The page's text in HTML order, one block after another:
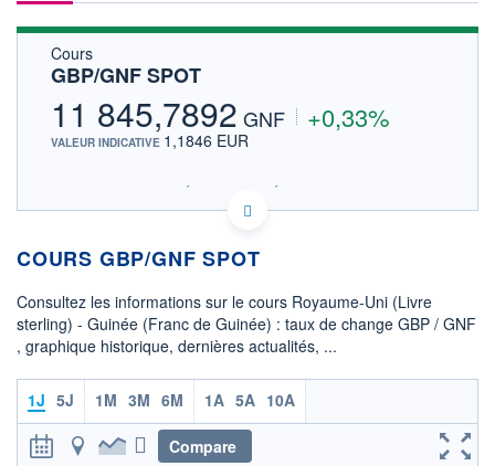
Cours
GBP/GNF SPOT
11 845,7892 GNF +0,33%
VALEUR INDICATIVE 1,1846 EUR
SIX - FOREX 2 DONNÉES TEMPS RÉEL
Politique d'exécution
12h49
11 850
OUVERTURE
11 809,7422
CLÔTURE VEILLE
COURS GBP/GNF SPOT
Consultez les informations sur le cours Royaume-Uni (Livre
sterling) - Guinée (Franc de Guinée) : taux de change GBP / GNF
, graphique historique, dernières actualités, ...
1J 5J 1M 3M 6M 1A 5A 10A
Compare